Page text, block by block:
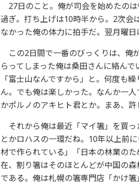
27日のこと。俺が司会を始めたの
過ぎ。打ち上げは10時半から。2次会
なかった俺の体力に拍手だ。翌月曜日
この2日間で一番のびっくりは、俺
らってしまった俺は桑田さんに絡ん
「富士山なんですから」と。何度も
ん。でも俺は楽しかった。なんか一
かポルノのアキヒト君とか。まあ、許
それから俺は最近「マイ箸」を買
とかロハスの一環だね。10年以上前
材で作られている」「日本の林業の
在、割り箸はそのほとんどが中国の
である。俺は札幌の箸専門店「かけ